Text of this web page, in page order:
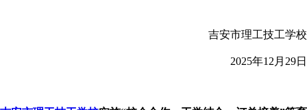
吉安市理工技工学校
2025年12月29日